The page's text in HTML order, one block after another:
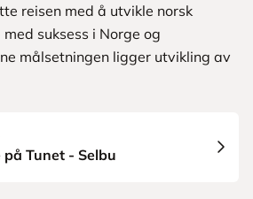
reisen med å utvikle norsk
suksess i Norge og
målsetningen ligger utvikling av
på Tunet - Selbu